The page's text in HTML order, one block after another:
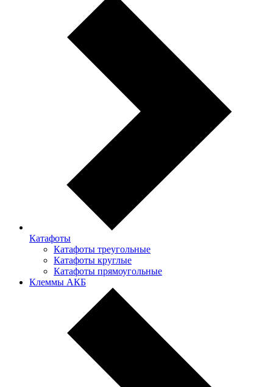
Катафоты
Катафоты треугольные
Катафоты круглые
Катафоты прямоугольные
Клеммы АКБ